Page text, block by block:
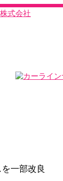
一部改良